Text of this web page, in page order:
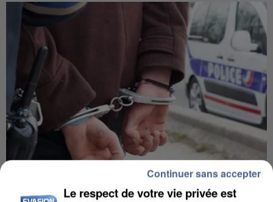
Le respect de votre vie privée est
Continuer sans accepter